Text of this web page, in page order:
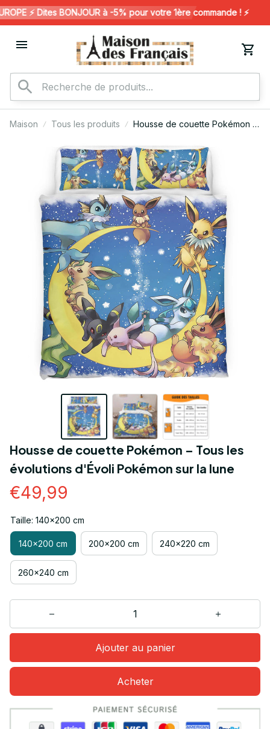
⚡️ Dites BONJOUR à -5% pour votre 1ère commande ! ⚡️
Maison Tous les produits
Housse de couette Pokémon –
Pokémon sur la lune
Housse de couette Pokémon – Tous les
évolutions d'Évoli Pokémon sur la lune
€49,99
Taille: 140x200 cm
140x200 cm 200x200 cm 240x220 cm
260x240 cm
Ajouter au panier
Acheter